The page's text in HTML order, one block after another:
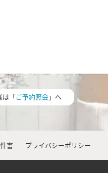
は「ご予約照会」へ
書 プライバシーポリシー